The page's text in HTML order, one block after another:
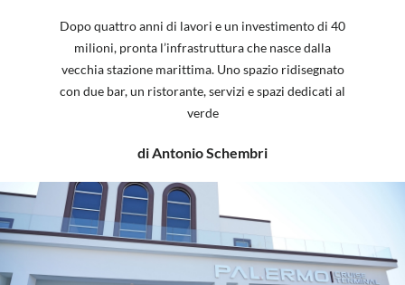
Dopo quattro anni di lavori e un investimento di 40
milioni, pronta l’infrastruttura che nasce dalla
vecchia stazione marittima. Uno spazio ridisegnato
con due bar, un ristorante, servizi e spazi dedicati al
verde
di Antonio Schembri